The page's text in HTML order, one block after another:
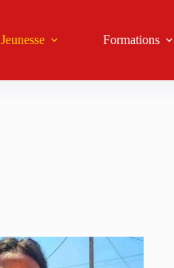
Jeunesse Formations